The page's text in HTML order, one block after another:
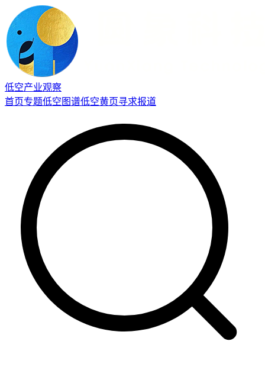
低空产业观察
首页专题低空图谱低空黄页寻求报道